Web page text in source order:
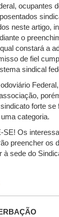
ocupantes
neste artigo,
o
constará a
de fiel
sindical
forte
categoria.
SE! Os
preencher os
à sede do